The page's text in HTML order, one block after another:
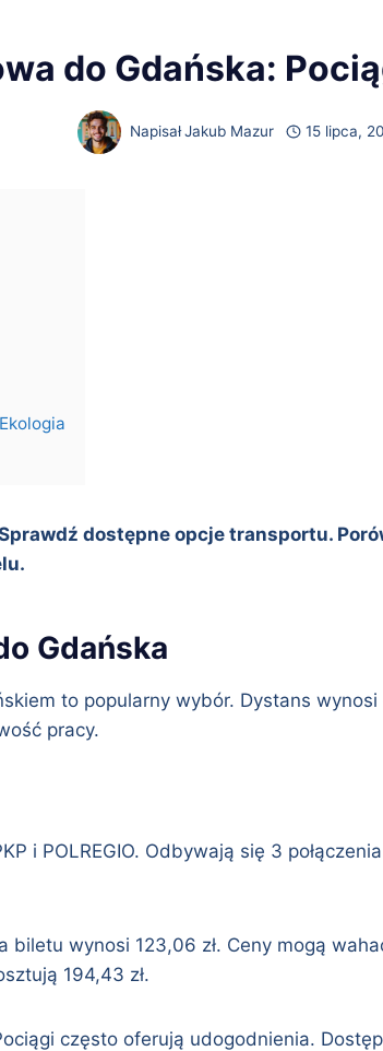
do Gdańska:
NapisałJakub Mazur 15 lipca,
dostępne opcje transportu.
Gdańska
to popularny wybór. Dystans
pracy.
i POLREGIO. Odbywają się 3
wynosi 123,06 zł. Ceny mogą
194,43 zł.
często oferują udogodnienia.